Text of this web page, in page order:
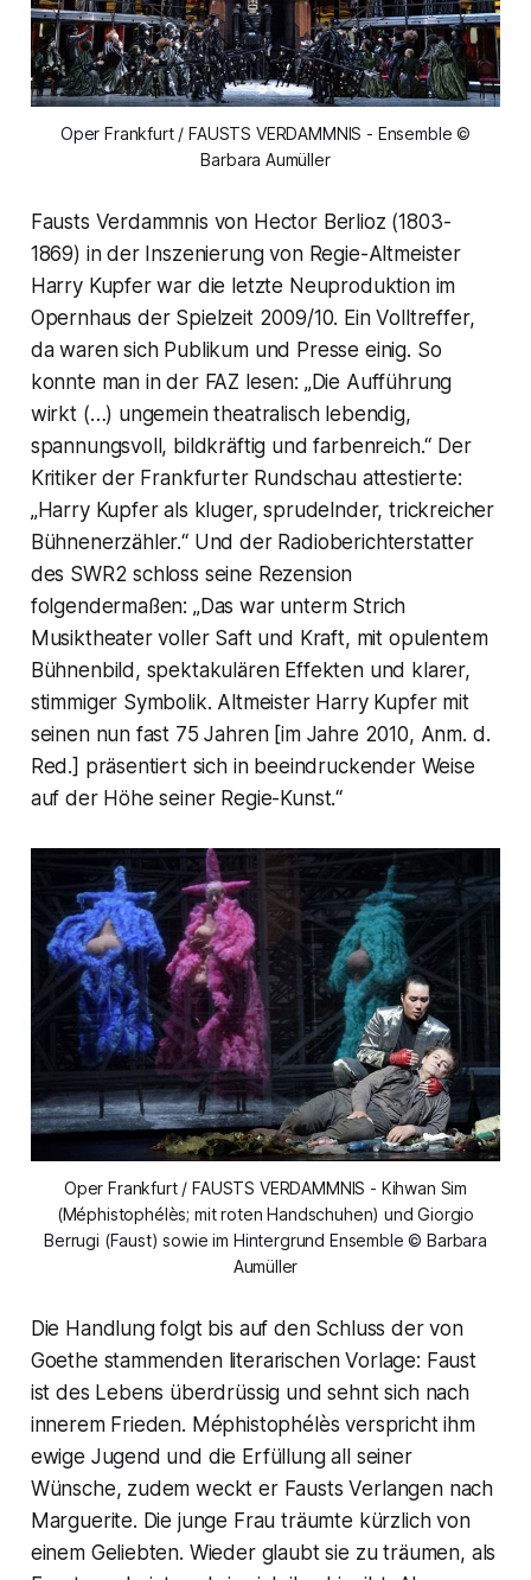
Oper Frankfurt / FAUSTS VERDAMMNIS - Ensemble ©
Barbara Aumüller
Fausts Verdammnis von Hector Berlioz (1803-
1869) in der Inszenierung von Regie-Altmeister
Harry Kupfer war die letzte Neuproduktion im
Opernhaus der Spielzeit 2009/10. Ein Volltreffer,
da waren sich Publikum und Presse einig. So
konnte man in der FAZ lesen: „Die Aufführung
wirkt (…) ungemein theatralisch lebendig,
spannungsvoll, bildkräftig und farbenreich.“ Der
Kritiker der Frankfurter Rundschau attestierte:
„Harry Kupfer als kluger, sprudelnder, trickreicher
Bühnenerzähler.“ Und der Radioberichterstatter
des SWR2 schloss seine Rezension
folgendermaßen: „Das war unterm Strich
Musiktheater voller Saft und Kraft, mit opulentem
Bühnenbild, spektakulären Effekten und klarer,
stimmiger Symbolik. Altmeister Harry Kupfer mit
seinen nun fast 75 Jahren [im Jahre 2010, Anm. d.
Red.] präsentiert sich in beeindruckender Weise
auf der Höhe seiner Regie-Kunst.“
Oper Frankfurt / FAUSTS VERDAMMNIS - Kihwan Sim
(Méphistophélès; mit roten Handschuhen) und Giorgio
Berrugi (Faust) sowie im Hintergrund Ensemble © Barbara
Aumüller
Die Handlung folgt bis auf den Schluss der von
Goethe stammenden literarischen Vorlage: Faust
ist des Lebens überdrüssig und sehnt sich nach
innerem Frieden. Méphistophélès verspricht ihm
ewige Jugend und die Erfüllung all seiner
Wünsche, zudem weckt er Fausts Verlangen nach
Marguerite. Die junge Frau träumte kürzlich von
einem Geliebten. Wieder glaubt sie zu träumen, als